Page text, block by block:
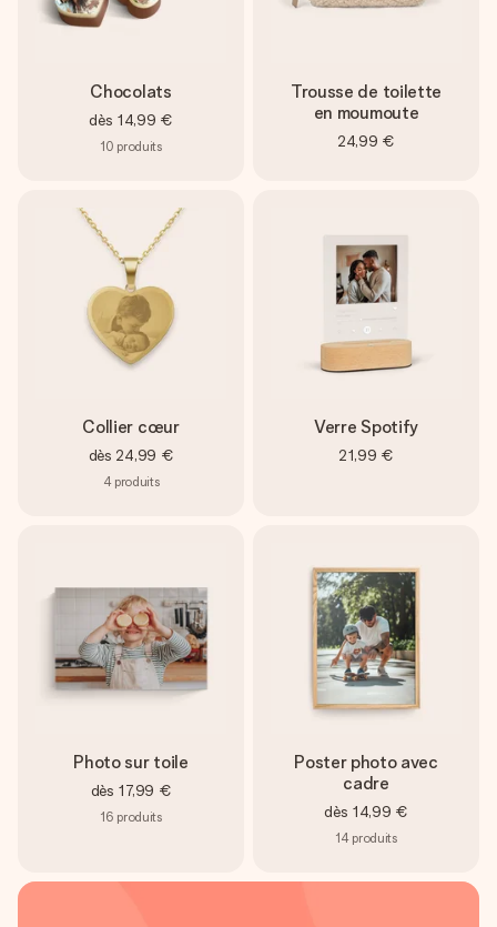
Chocolats
dès 14,99 €
10 produits
Trousse de toilette
en moumoute
24,99 €
Collier cœur
dès 24,99 €
4 produits
Verre Spotify
21,99 €
Photo sur toile
dès 17,99 €
16 produits
Poster photo avec
cadre
dès 14,99 €
14 produits